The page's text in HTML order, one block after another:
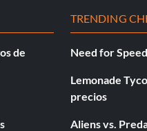
de
TRENDING
Need for
Lemonade
precios
Aliens vs.